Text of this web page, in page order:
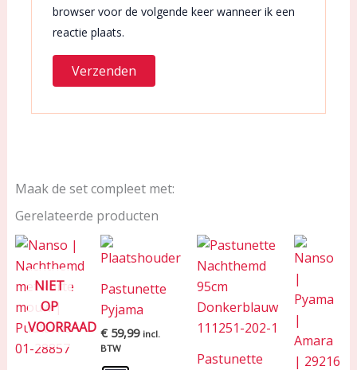
browser voor de volgende keer wanneer ik een
reactie plaats.
Maak de set compleet met:
Gerelateerde producten
NIET
OP
VOORRAAD
Pastunette
Pyjama
€59,99 incl.
BTW
Pastunette